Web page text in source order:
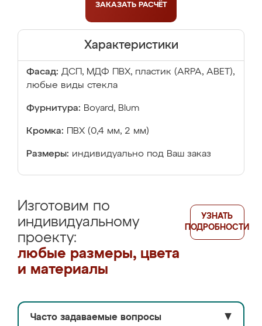
ЗАКАЗАТЬ РАСЧЁТ
Характеристики
Фасад: ДСП, МДФ ПВХ, пластик (ARPA, ABET),
любые виды стекла
Фурнитура: Boyard, Blum
Кромка: ПВХ (0,4 мм, 2 мм)
Размеры: индивидуально под Ваш заказ
Изготовим по
индивидуальному
проекту:
любые размеры, цвета
и материалы
УЗНАТЬ
ПОДРОБНОСТИ
Часто задаваемые вопросы ▼